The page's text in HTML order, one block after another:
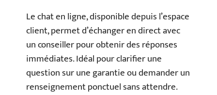
Le chat en ligne, disponible depuis l’espace
client, permet d’échanger en direct avec
un conseiller pour obtenir des réponses
immédiates. Idéal pour clarifier une
question sur une garantie ou demander un
renseignement ponctuel sans attendre.